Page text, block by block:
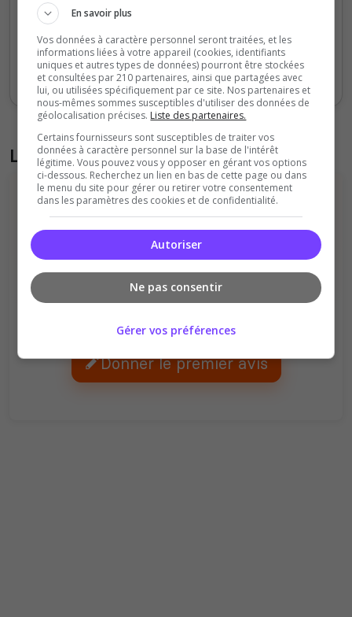
Sept
Oct Nov Déc Jan Fév Mars Avr Mai Juil
Votes Clics
Liste des avis du serveur
Il n'y a pas encore d'avis sur ce serveur.
Qualité
Staff du serveur
Ambiance
Disponibilité
Donner le premier avis
En savoir plus
Vos données à caractère personnel seront traitées, et les
informations liées à votre appareil (cookies, identifiants
uniques et autres types de données) pourront être stockées
et consultées par 210 partenaires, ainsi que partagées avec
lui, ou utilisées spécifiquement par ce site. Nos partenaires et
nous-mêmes sommes susceptibles d'utiliser des données de
géolocalisation précises. Liste des partenaires.
Certains fournisseurs sont susceptibles de traiter vos
données à caractère personnel sur la base de l'intérêt
légitime. Vous pouvez vous y opposer en gérant vos options
ci-dessous. Recherchez un lien en bas de cette page ou dans
le menu du site pour gérer ou retirer votre consentement
dans les paramètres des cookies et de confidentialité.
Autoriser
Ne pas consentir
Gérer vos préférences